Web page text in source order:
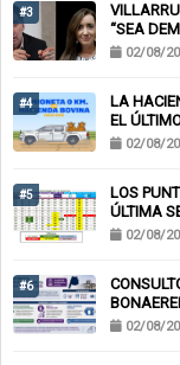
#3
“SEA
02/08/
#4
LA
EL
02/08/
#5
LOS
ÚLTIMA
02/08/
#6
KICILLOF-
02/08/